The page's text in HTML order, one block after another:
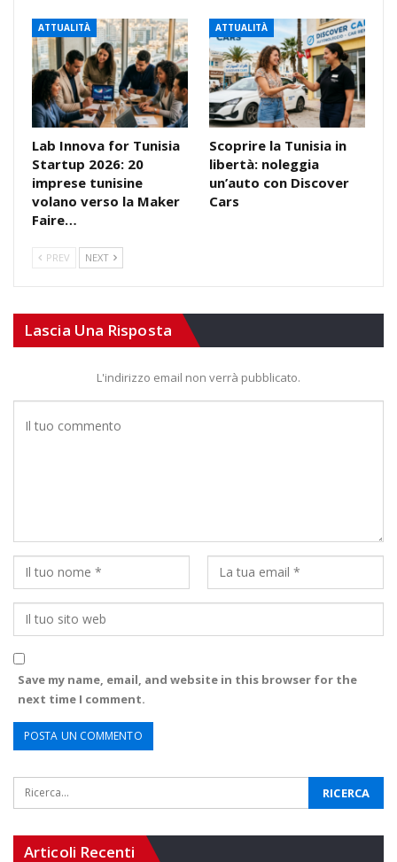
ATTUALITÀ
Lab Innova for Tunisia
Startup 2026: 20
imprese tunisine
volano verso la Maker
Faire…
ATTUALITÀ
Scoprire la Tunisia in
libertà: noleggia
un’auto con Discover
Cars
PREV NEXT
Lascia Una Risposta
L'indirizzo email non verrà pubblicato.
Save my name, email, and website in this browser for the
next time I comment.
Articoli Recenti